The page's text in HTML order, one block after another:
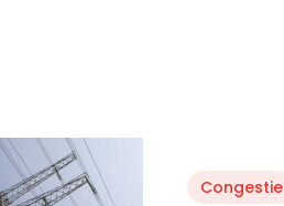
Congestie